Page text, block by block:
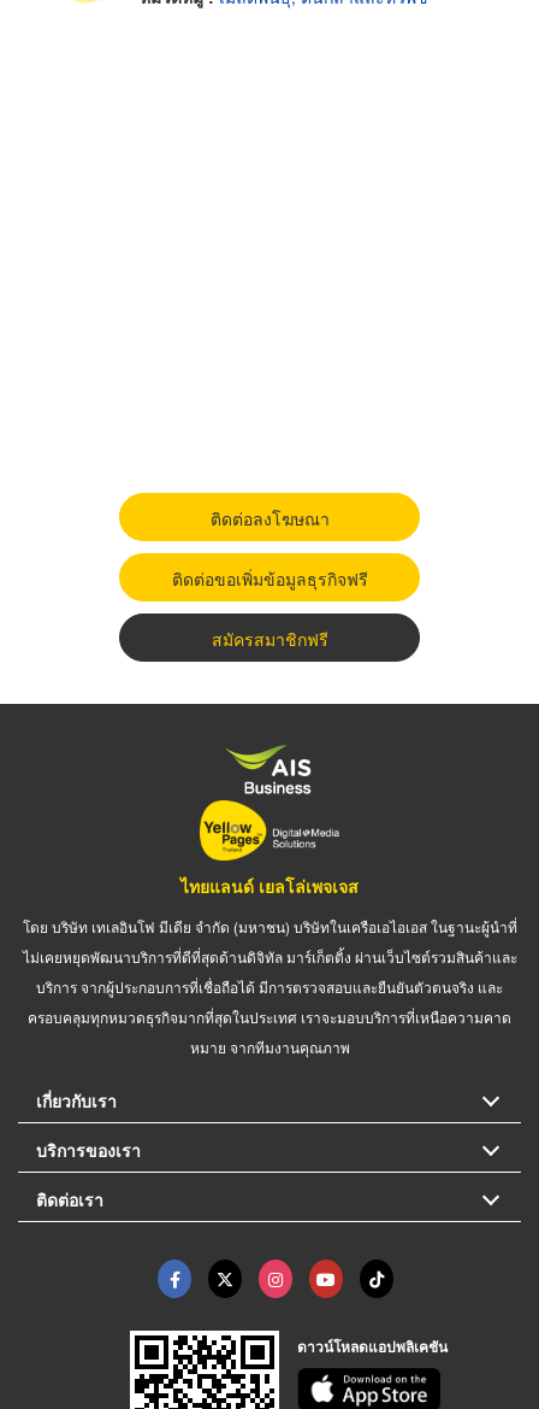
ติดต่อลงโฆษณา
ติดต่อขอเพิ่มข้อมูลธุรกิจฟรี
สมัครสมาชิกฟรี
ไทยแลนด์ เยลโล่เพจเจส
โดย บริษัท เทเลอินโฟ มีเดีย จำกัด (มหาชน) บริษัทในเครือเอไอเอส ในฐานะผู้นำที่
ไม่เคยหยุดพัฒนาบริการที่ดีที่สุดด้านดิจิทัล มาร์เก็ตติ้ง ผ่านเว็บไซต์รวมสินค้าและ
บริการ จากผู้ประกอบการที่เชื่อถือได้ มีการตรวจสอบและยืนยันตัวตนจริง และ
ครอบคลุมทุกหมวดธุรกิจมากที่สุดในประเทศ เราจะมอบบริการที่เหนือความคาด
หมาย จากทีมงานคุณภาพ
เกี่ยวกับเรา
บริการของเรา
ติดต่อเรา
ดาวน์โหลดแอปพลิเคชัน